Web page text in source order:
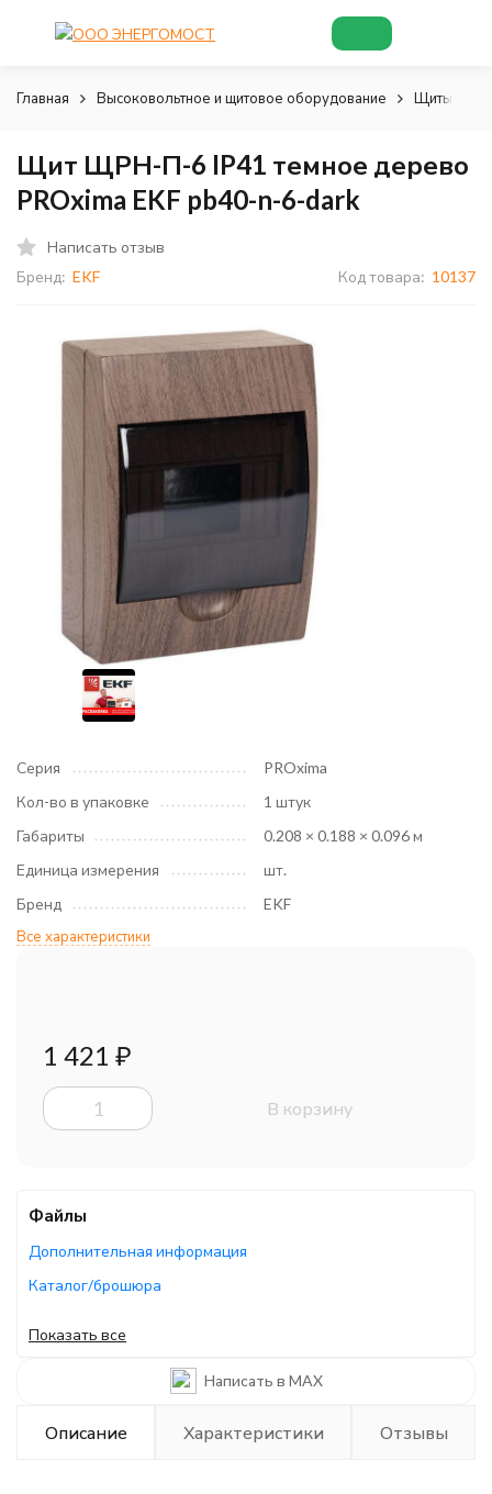
Главная Высоковольтное и щитовое оборудование Щиты и
Щит ЩРН-П-6 IP41 темное дерево
PROxima EKF pb40-n-6-dark
Написать отзыв
Бренд: EKF Код товара: 10137
Серия
PROxima
Кол-во в упаковке
1 штук
Габариты
0.208 × 0.188 × 0.096 м
Единица измерения
шт.
Бренд
EKF
Все характеристики
1 421 ₽
В корзину
Файлы
Дополнительная информация
Каталог/брошюра
Показать все
Написать в MAX
Описание Характеристики Отзывы